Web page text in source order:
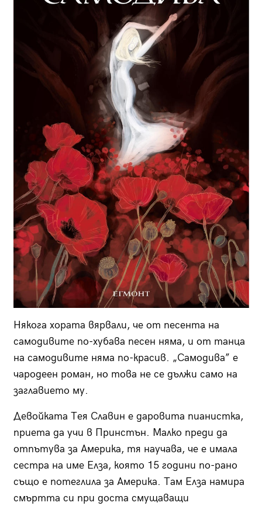
Някога хората вярвали, че от песента на
самодивите по-хубава песен няма, и от танца
на самодивите няма по-красив. „Самодива” е
чародеен роман, но това не се дължи само на
заглавието му.
Девойката Тея Славин е даровита пианистка,
приета да учи в Принстън. Малко преди да
отпътува за Америка, тя научава, че е имала
сестра на име Елза, която 15 години по-рано
също е потеглила за Америка. Там Елза намира
смъртта си при доста смущаващи